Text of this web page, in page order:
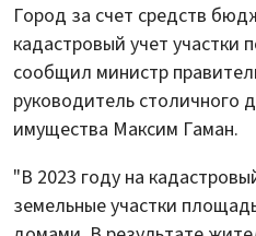
Город за счет средств
кадастровый учет
сообщил министр
руководитель столичного
имущества Максим Гаман.
"В 2023 году на
земельные участки